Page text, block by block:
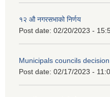
१२ औ नगरसभाको निर्णय
Post date: 02/20/2023 -
Municipals councils decision
Post date: 02/17/2023 -